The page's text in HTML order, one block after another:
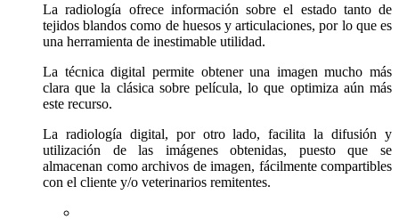
La radiología ofrece información sobre el estado tanto de
tejidos blandos como de huesos y articulaciones, por lo que es
una herramienta de inestimable utilidad.
La técnica digital permite obtener una imagen mucho más
clara que la clásica sobre película, lo que optimiza aún más
este recurso.
La radiología digital, por otro lado, facilita la difusión y
utilización de las imágenes obtenidas, puesto que se
almacenan como archivos de imagen, fácilmente compartibles
con el cliente y/o veterinarios remitentes.